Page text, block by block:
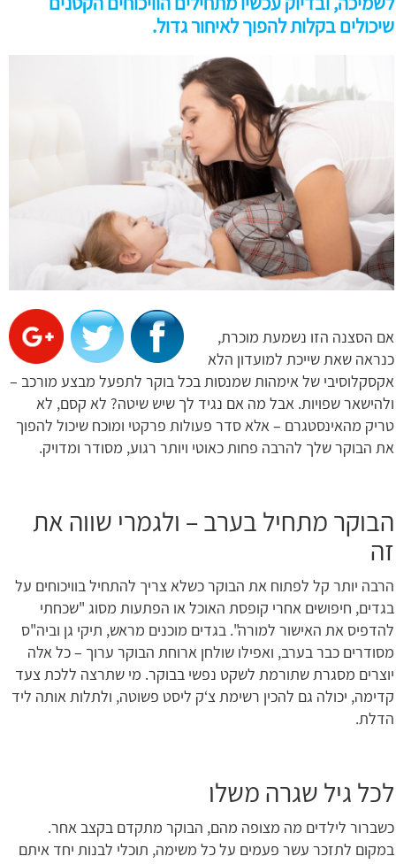
שיכולים בקלות להפוך לאיחור גדול.
אם הסצנה הזו נשמעת מוכרת,
כנראה שאת שייכת למועדון הלא
אקסקלוסיבי של אימהות שמנסות בכל בוקר לתפעל מבצע מורכב –
ולהישאר שפויות. אבל מה אם נגיד לך שיש שיטה? לא קסם, לא
טריק מהאינסטגרם – אלא סדר פעולות פרקטי ומוכח שיכול להפוך
את הבוקר שלך להרבה פחות כאוטי ויותר רגוע, מסודר ומדויק.
הבוקר מתחיל בערב – ולגמרי שווה את
זה
הרבה יותר קל לפתוח את הבוקר כשלא צריך להתחיל בוויכוחים על
בגדים, חיפושים אחרי קופסת האוכל או הפתעות מסוג "שכחתי
להדפיס את האישור למורה". בגדים מוכנים מראש, תיקי גן וביה"ס
מסודרים כבר בערב, ואפילו שולחן ארוחת הבוקר ערוך – כל אלה
יוצרים מסגרת שתורמת לשקט נפשי בבוקר. מי שתרצה ללכת צעד
קדימה, יכולה גם להכין רשימת צ‘ק ליסט פשוטה, ולתלות אותה ליד
הדלת.
לכל גיל שגרה משלו
כשברור לילדים מה מצופה מהם, הבוקר מתקדם בקצב אחר.
במקום לתזכר עשר פעמים על כל משימה, תוכלי לבנות יחד איתם